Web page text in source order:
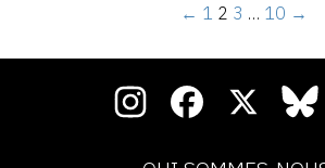
← 1 2 3 … 10 →